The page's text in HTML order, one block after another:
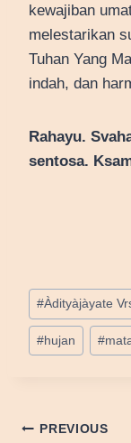
kewajiban
melestarikan
Tuhan Yang
indah, dan
Rahayu.
sentosa.
Post
Tags:
#Àdityàjàyate
#hujan #
Post
PREVIOUS